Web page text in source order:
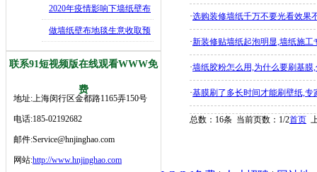
水修补
2020年疫情影响下墙纸壁布
生意
做墙纸壁布地毯生意收取预
付款是行
联系91短视频版在线观看WWW免
费
地址:上海闵行区金都路1165弄150号
电话:185-02192682
邮件:Service@hnjinghao.com
网站:http://www.hnjinghao.com
·选购装修墙纸千万不要光看效果
·新装修贴墙纸起泡明显,墙纸施工
·墙纸胶粉怎么用,为什么要刷基
·基膜刷了多长时间才能刷壁纸,专家
总数：16条 当前页数： 1/2首页